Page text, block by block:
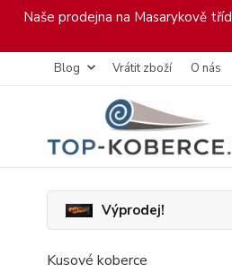
Naše prodejna na Masarykově
Blog Vrátit zboží O nás
Výprodej!
Kusové koberce